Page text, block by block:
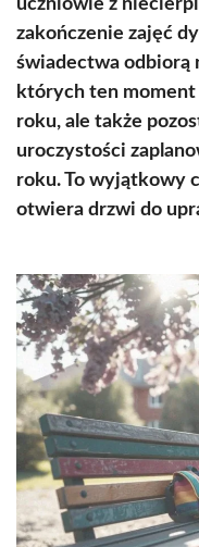
uczniowie z
zakończenie zajęć
świadectwa odbiorą
których ten
roku, ale także
uroczystości
roku. To wyjątkowy
otwiera drzwi do